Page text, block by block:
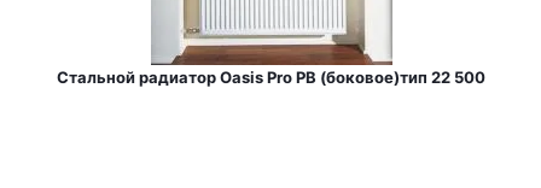
Стальной радиатор Oasis Pro PB (боковое)тип 22 500